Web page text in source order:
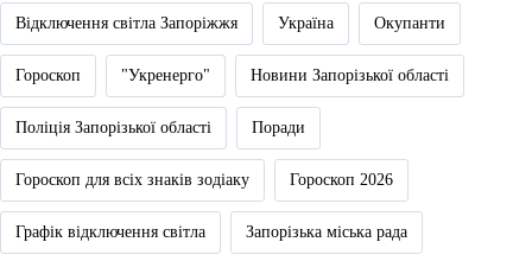
Відключення світла Запоріжжя Україна Окупанти
Гороскоп "Укренерго" Новини Запорізької області
Поліція Запорізької області Поради
Гороскоп для всіх знаків зодіаку Гороскоп 2026
Графік відключення світла Запорізька міська рада